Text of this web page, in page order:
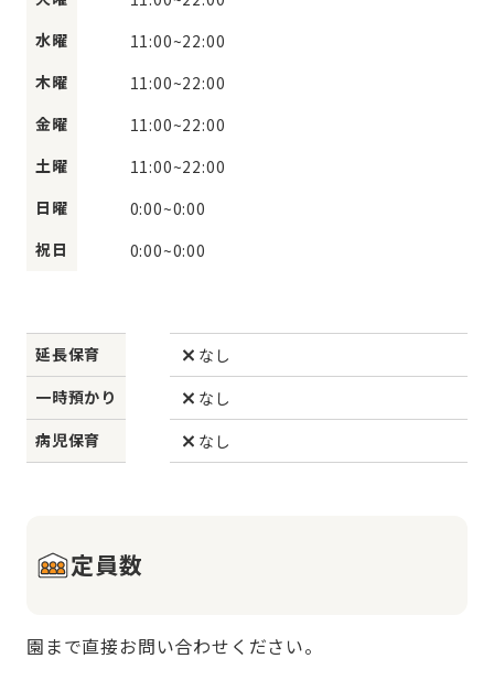
水曜
11:00~22:00
木曜
11:00~22:00
金曜
11:00~22:00
土曜
11:00~22:00
日曜
0:00~0:00
祝日
0:00~0:00
延長保育
なし
一時預かり
なし
病児保育
なし
定員数
園まで直接お問い合わせください。